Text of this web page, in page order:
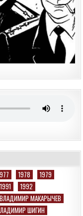
1978
1979
1991
1992
ВЛАДИМИР МАКАРЫЧЕВ
ШИГИН